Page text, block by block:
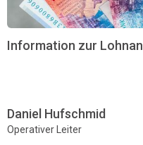
Information zur
Daniel Hufschmid
Operativer Leiter